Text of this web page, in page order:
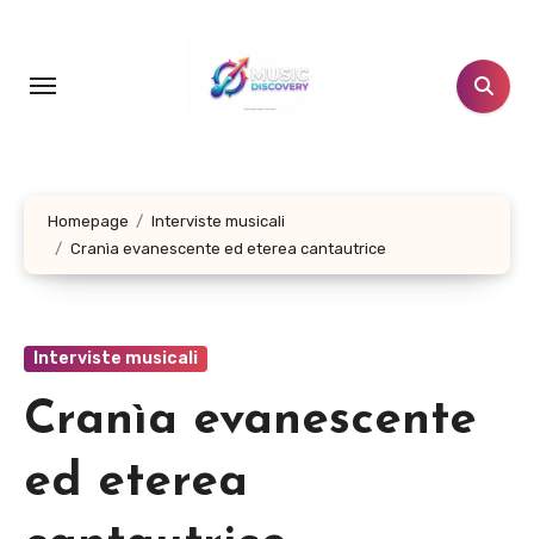
contenuto
Homepage
Interviste musicali
Cranìa evanescente ed eterea cantautrice
Interviste musicali
Cranìa evanescente
ed eterea